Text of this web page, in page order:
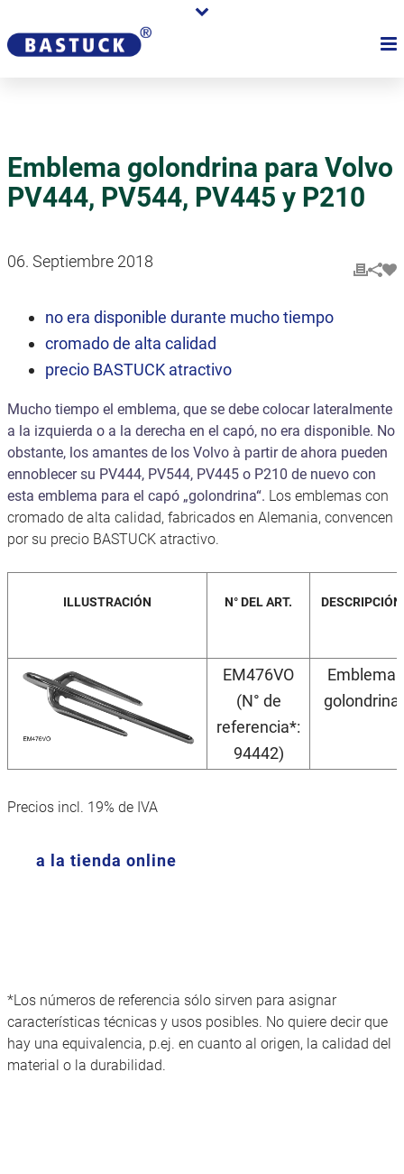
Emblema golondrina para Volvo
PV444, PV544, PV445 y P210
06. Septiembre 2018
no era disponible durante mucho tiempo
cromado de alta calidad
precio BASTUCK atractivo
Mucho tiempo el emblema, que se debe colocar lateralmente
a la izquierda o a la derecha en el capó, no era disponible. No
obstante, los amantes de los Volvo à partir de ahora pueden
ennoblecer su PV444, PV544, PV445 o P210 de nuevo con
esta emblema para el capó „golondrina“. Los emblemas con
cromado de alta calidad, fabricados en Alemania, convencen
por su precio BASTUCK atractivo.
ILLUSTRACIÓN N° DEL ART. DESCRIPCIÓN
EM476VO
(N° de
referencia*:
94442)
Emblema
golondrina
Precios incl. 19% de IVA
a la tienda online
*Los números de referencia sólo sirven para asignar
características técnicas y usos posibles. No quiere decir que
hay una equivalencia, p.ej. en cuanto al origen, la calidad del
material o la durabilidad.